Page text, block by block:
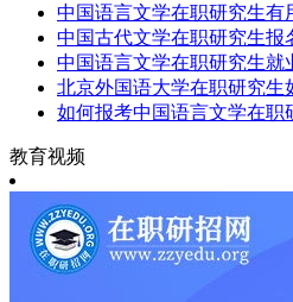
中国语言文学在职研究生有
中国古代文学在职研究生报
中国语言文学在职研究生就
北京外国语大学在职研究生
如何报考中国语言文学在职
教育视频